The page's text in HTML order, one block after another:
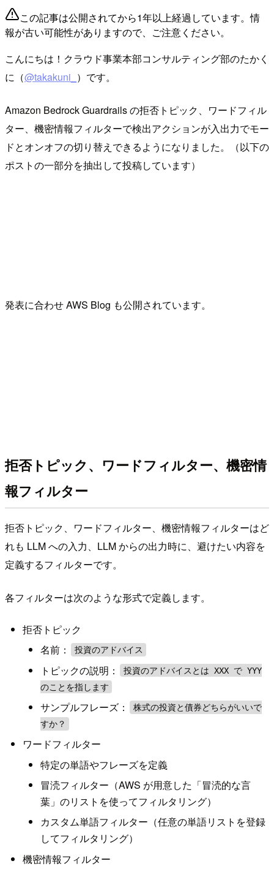
この記事は公開されてから1年以上経過しています。情
報が古い可能性がありますので、ご注意ください。
こんにちは！クラウド事業本部コンサルティング部のたかく
に（@takakuni_ ）です。
Amazon Bedrock Guardrails の拒否トピック、ワードフィル
ター、機密情報フィルターで検出アクションが入出力でモー
ドとオンオフの切り替えできるようになりました。（以下の
ポストの一部分を抽出して投稿しています）
発表に合わせ AWS Blog も公開されています。
拒否トピック、ワードフィルター、機密情
報フィルター
拒否トピック、ワードフィルター、機密情報フィルターはど
れも LLM への入力、LLM からの出力時に、避けたい内容を
定義するフィルターです。
各フィルターは次のような形式で定義します。
拒否トピック
名前：
投資のアドバイス
トピックの説明：
投資のアドバイスとは XXX で YYY
のことを指します
サンプルフレーズ：
株式の投資と債券どちらがいいで
すか？
ワードフィルター
特定の単語やフレーズを定義
冒涜フィルター（AWS が用意した「冒涜的な言
葉」のリストを使ってフィルタリング）
カスタム単語フィルター（任意の単語リストを登録
してフィルタリング）
機密情報フィルター